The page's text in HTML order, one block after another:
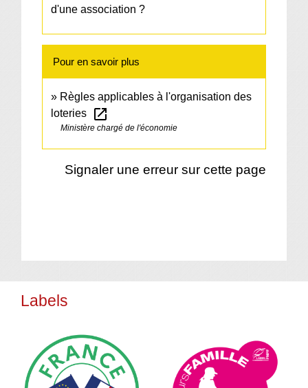
d'une association ?
Pour en savoir plus
Règles applicables à l'organisation des
loteries
open_in_new
Ministère chargé de l'économie
Signaler une erreur sur cette page
Labels